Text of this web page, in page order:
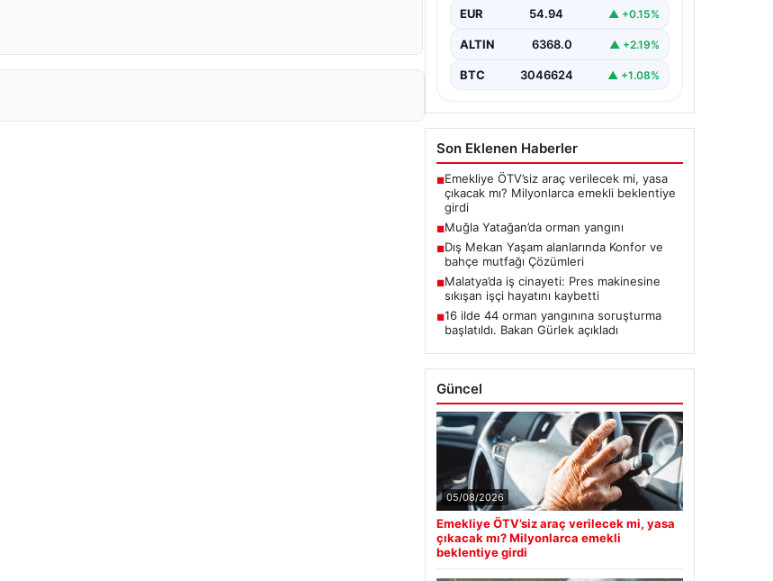
EUR 54.94 ▲ +0.15%
ALTIN 6368.0 ▲ +2.19%
BTC 3046624 ▲ +1.08%
Son Eklenen Haberler
■Emekliye ÖTV’siz araç verilecek mi, yasa
çıkacak mı? Milyonlarca emekli beklentiye
girdi
■Muğla Yatağan’da orman yangını
■Dış Mekan Yaşam alanlarında Konfor ve
bahçe mutfağı Çözümleri
■Malatya’da iş cinayeti: Pres makinesine
sıkışan işçi hayatını kaybetti
■16 ilde 44 orman yangınına soruşturma
başlatıldı. Bakan Gürlek açıkladı
Güncel
05/08/2026
Emekliye ÖTV’siz araç verilecek mi, yasa
çıkacak mı? Milyonlarca emekli
beklentiye girdi